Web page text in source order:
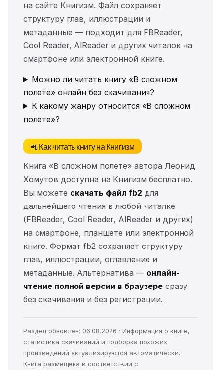
на сайте Книгизм. Файл сохраняет
структуру глав, иллюстрации и
метаданные — подходит для FBReader,
Cool Reader, AlReader и других читалок на
смартфоне или электронной книге.
Можно ли читать книгу «В сложном
полете» онлайн без скачивания?
К какому жанру относится «В сложном
полете»?
📲 Как читать книгу на Книгизм
Книга «В сложном полете» автора Леонид
Хомутов доступна на Книгизм бесплатно.
Вы можете скачать файл fb2 для
дальнейшего чтения в любой читалке
(FBReader, Cool Reader, AlReader и других)
на смартфоне, планшете или электронной
книге. Формат fb2 сохраняет структуру
глав, иллюстрации, оглавление и
метаданные. Альтернатива — онлайн-
чтение полной версии в браузере сразу
без скачивания и без регистрации.
Раздел обновлён: 06.08.2026 · Информация о книге,
статистика скачиваний и подборка похожих
произведений актуализируются автоматически.
Книга размещена в соответствии с